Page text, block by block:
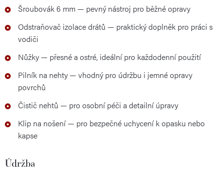
Šroubovák 6 mm — pevný nástroj pro běžné opravy
Odstraňovač izolace drátů — praktický doplněk pro práci s
vodiči
Nůžky — přesné a ostré, ideální pro každodenní použití
Pilník na nehty — vhodný pro údržbu i jemné opravy
povrchů
Čistič nehtů — pro osobní péči a detailní úpravy
Klip na nošení — pro bezpečné uchycení k opasku nebo
kapse
Údržba